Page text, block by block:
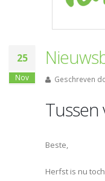
25
Nov Geschreven
Beste,
Herfst is nu